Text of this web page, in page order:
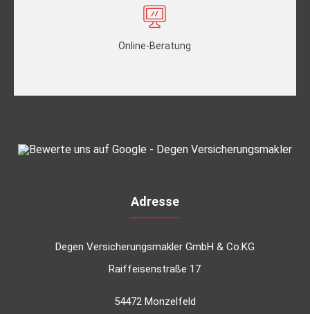
Online-Beratung
Adresse
Degen Versicherungsmakler GmbH & Co.KG
Raiffeisenstraße 17
54472 Monzelfeld